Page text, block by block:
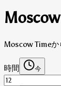
Moscow Time
時間 今